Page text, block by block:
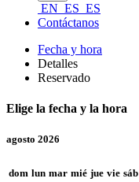
EN ES ES
Contáctanos
Fecha y hora
Detalles
Reservado
Elige la fecha y la hora
agosto 2026
dom lun mar mié jue vie sáb